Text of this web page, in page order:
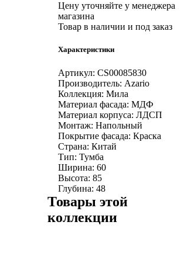
Цену уточняйте у менеджера
магазина
Товар в наличии и под заказ
Характеристики
Артикул: CS00085830
Производитель: Azario
Коллекция: Мила
Материал фасада: МДФ
Материал корпуса: ЛДСП
Монтаж: Напольный
Покрытие фасада: Краска
Страна: Китай
Тип: Тумба
Ширина: 60
Высота: 85
Глубина: 48
Товары этой
коллекции